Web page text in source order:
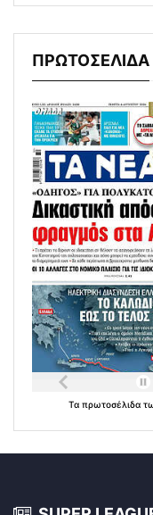
ΠΡΩΤΟΣΕΛΙΔΑ
Τα πρωτοσέλιδα